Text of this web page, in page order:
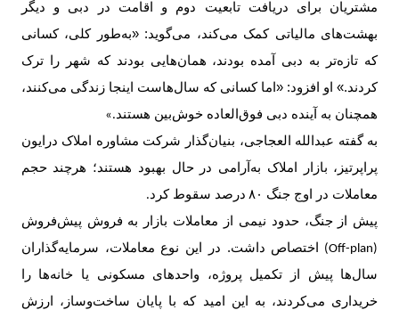
مشتریان برای دریافت تابعیت دوم و اقامت در دبی و دیگر
بهشت‌های مالیاتی کمک می‌کند، می‌گوید: «به‌طور کلی، کسانی
که تازه‌تر به دبی آمده بودند، همان‌هایی بودند که شهر را ترک
کردند.» او افزود: «اما کسانی که سال‌هاست اینجا زندگی می‌کنند،
همچنان به آینده دبی فوق‌العاده خوش‌بین هستند.»
به گفته عبدالله العجاجی، بنیان‌گذار شرکت مشاوره املاک درایون
پراپرتیز، بازار املاک به‌آرامی در حال بهبود هستند؛ هرچند حجم
معاملات در اوج جنگ ۸۰ درصد سقوط کرد.
پیش از جنگ، حدود نیمی از معاملات بازار به فروش پیش‌فروش
(Off-plan)
اختصاص داشت. در این نوع معاملات، سرمایه‌گذاران
سال‌ها پیش از تکمیل پروژه، واحدهای مسکونی یا خانه‌ها را
خریداری می‌کردند، به این امید که با پایان ساخت‌وساز، ارزش